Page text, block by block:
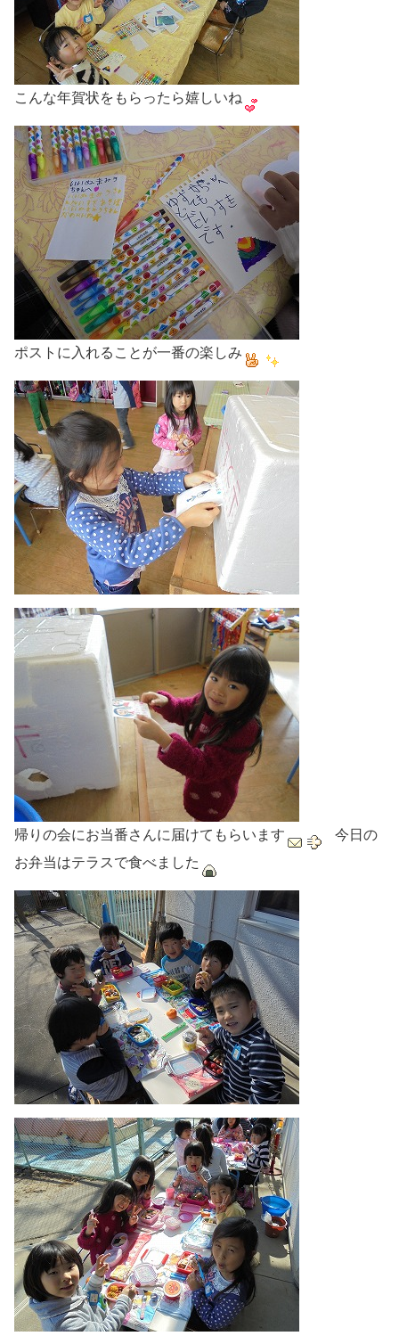
こんな年賀状をもらったら嬉しいね
ポストに入れることが一番の楽しみ
帰りの会にお当番さんに届けてもらいます
今日の
お弁当はテラスで食べました